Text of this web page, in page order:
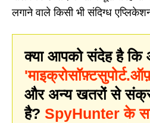
लगाने वाले किसी भी संदिग्ध
क्या आपको संदेह है कि
और अन्य खतरों से
है? SpyHunter के